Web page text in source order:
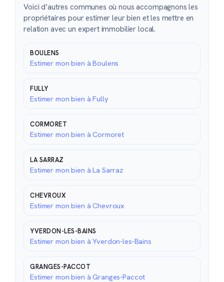
Voici d’autres communes où nous accompagnons les
propriétaires pour estimer leur bien et les mettre en
relation avec un expert immobilier local.
BOULENS
Estimer mon bien à Boulens
FULLY
Estimer mon bien à Fully
CORMORET
Estimer mon bien à Cormoret
LA SARRAZ
Estimer mon bien à La Sarraz
CHEVROUX
Estimer mon bien à Chevroux
YVERDON-LES-BAINS
Estimer mon bien à Yverdon-les-Bains
GRANGES-PACCOT
Estimer mon bien à Granges-Paccot